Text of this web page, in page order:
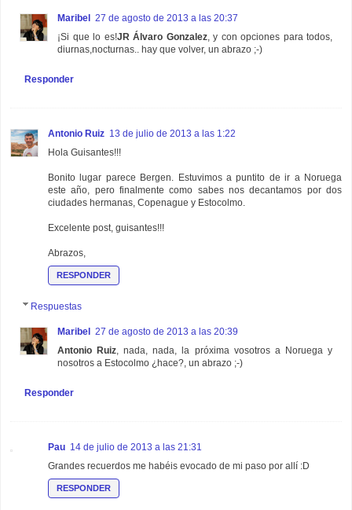
Maribel 27 de agosto de 2013 a las 20:37
¡Si que lo es!JR Álvaro Gonzalez, y con opciones para todos,
diurnas,nocturnas.. hay que volver, un abrazo ;-)
Responder
Antonio Ruiz 13 de julio de 2013 a las 1:22
Hola Guisantes!!!
Bonito lugar parece Bergen. Estuvimos a puntito de ir a Noruega
este año, pero finalmente como sabes nos decantamos por dos
ciudades hermanas, Copenague y Estocolmo.
Excelente post, guisantes!!!
Abrazos,
RESPONDER
Respuestas
Maribel 27 de agosto de 2013 a las 20:39
Antonio Ruiz , nada, nada, la próxima vosotros a Noruega y
nosotros a Estocolmo ¿hace?, un abrazo ;-)
Responder
Pau 14 de julio de 2013 a las 21:31
Grandes recuerdos me habéis evocado de mi paso por allí :D
RESPONDER